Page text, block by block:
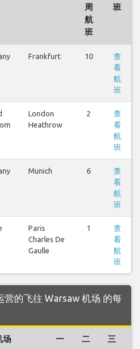
周
航
班
班
Frankfurt 10
查
看
航
班
London
Heathrow
2
查
看
航
班
Munich 6
查
看
航
班
Paris
Charles De
Gaulle
1
查
看
航
班
营的飞往 Warsaw 机场 的每
场 一 二 三